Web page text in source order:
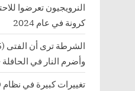
النرويجيون تعرضوا
كرونة في عام 2024
وأضرم النار في